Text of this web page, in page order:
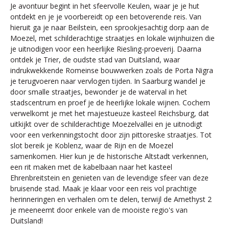
Je avontuur begint in het sfeervolle Keulen, waar je je hut
ontdekt en je je voorbereidt op een betoverende reis. Van
hieruit ga je naar Beilstein, een sprookjesachtig dorp aan de
Moezel, met schilderachtige straatjes en lokale wijnhuizen die
je uitnodigen voor een heerlijke Riesling-proeverij. Daarna
ontdek je Trier, de oudste stad van Duitsland, waar
indrukwekkende Romeinse bouwwerken zoals de Porta Nigra
je terugvoeren naar vervlogen tijden. In Saarburg wandel je
door smalle straatjes, bewonder je de waterval in het
stadscentrum en proef je de heerlijke lokale wijnen. Cochem
verwelkomt je met het majestueuze kasteel Reichsburg, dat
uitkijkt over de schilderachtige Moezelvallei en je uitnodigt
voor een verkenningstocht door zijn pittoreske straatjes. Tot
slot bereik je Koblenz, waar de Rijn en de Moezel
samenkomen. Hier kun je de historische Altstadt verkennen,
een rit maken met de kabelbaan naar het kasteel
Ehrenbreitstein en genieten van de levendige sfeer van deze
bruisende stad. Maak je klaar voor een reis vol prachtige
herinneringen en verhalen om te delen, terwijl de Amethyst 2
je meeneemt door enkele van de mooiste regio's van
Duitsland!